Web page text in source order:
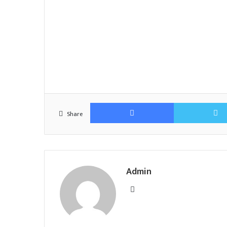
Share
Facebook
Admin
Website